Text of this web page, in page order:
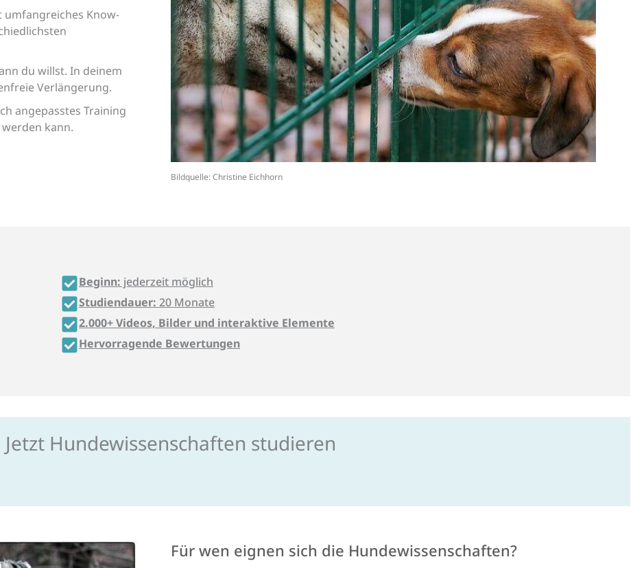
umfangreiches Know-
du willst. In deinem
Verlängerung.
angepasstes Training
kann.
Bildquelle: Christine Eichhorn
Beginn: jederzeit möglich
Studiendauer: 20 Monate
2.000+ Videos, Bilder und interaktive Elemente
Hervorragende Bewertungen
Jetzt Hundewissenschaften studieren
Für wen eignen sich die Hundewissenschaften?